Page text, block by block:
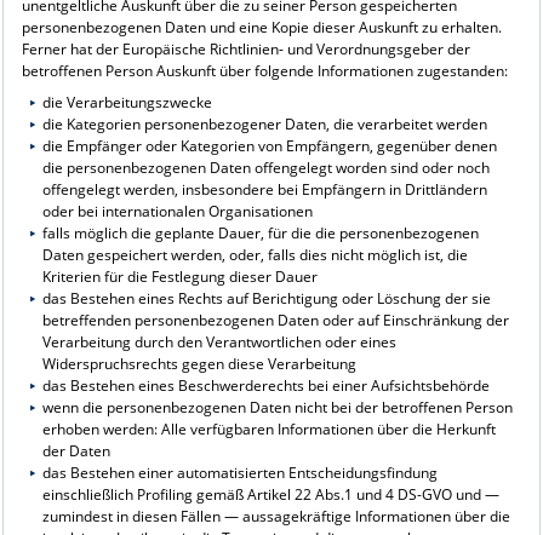
unentgeltliche Auskunft über die zu seiner Person gespeicherten
personenbezogenen Daten und eine Kopie dieser Auskunft zu erhalten.
Ferner hat der Europäische Richtlinien- und Verordnungsgeber der
betroffenen Person Auskunft über folgende Informationen zugestanden:
die Verarbeitungszwecke
die Kategorien personenbezogener Daten, die verarbeitet werden
die Empfänger oder Kategorien von Empfängern, gegenüber denen
die personenbezogenen Daten offengelegt worden sind oder noch
offengelegt werden, insbesondere bei Empfängern in Drittländern
oder bei internationalen Organisationen
falls möglich die geplante Dauer, für die die personenbezogenen
Daten gespeichert werden, oder, falls dies nicht möglich ist, die
Kriterien für die Festlegung dieser Dauer
das Bestehen eines Rechts auf Berichtigung oder Löschung der sie
betreffenden personenbezogenen Daten oder auf Einschränkung der
Verarbeitung durch den Verantwortlichen oder eines
Widerspruchsrechts gegen diese Verarbeitung
das Bestehen eines Beschwerderechts bei einer Aufsichtsbehörde
wenn die personenbezogenen Daten nicht bei der betroffenen Person
erhoben werden: Alle verfügbaren Informationen über die Herkunft
der Daten
das Bestehen einer automatisierten Entscheidungsfindung
einschließlich Profiling gemäß Artikel 22 Abs.1 und 4 DS-GVO und —
zumindest in diesen Fällen — aussagekräftige Informationen über die